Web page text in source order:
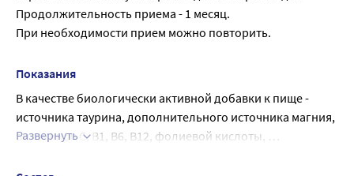
Продолжительность приема - 1 месяц.
При необходимости прием можно повторить.
Показания
В качестве биологически активной добавки к пище -
источника таурина, дополнительного источника магния,
витаминов С, В1, В6, В12, фолиевой кислоты,
Развернуть